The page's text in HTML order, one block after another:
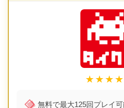
無料で最大125回プレイ